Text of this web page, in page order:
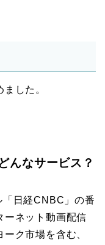
した。
んなサービス？
日経CNBC」の番
ーネット動画配信
ク市場を含む、